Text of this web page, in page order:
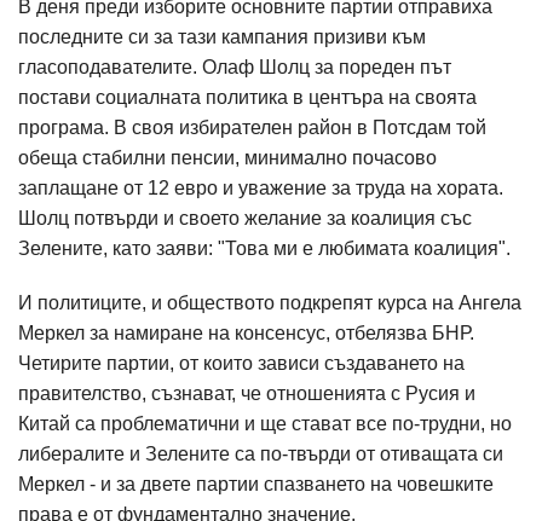
В деня преди изборите основните партии отправиха
последните си за тази кампания призиви към
гласоподавателите. Олаф Шолц за пореден път
постави социалната политика в центъра на своята
програма. В своя избирателен район в Потсдам той
обеща стабилни пенсии, минимално почасово
заплащане от 12 евро и уважение за труда на хората.
Шолц потвърди и своето желание за коалиция със
Зелените, като заяви: "Това ми е любимата коалиция".
И политиците, и обществото подкрепят курса на Ангела
Меркел за намиране на консенсус, отбелязва БНР.
Четирите партии, от които зависи създаването на
правителство, съзнават, че отношенията с Русия и
Китай са проблематични и ще стават все по-трудни, но
либералите и Зелените са по-твърди от отиващата си
Меркел - и за двете партии спазването на човешките
права е от фундаментално значение.